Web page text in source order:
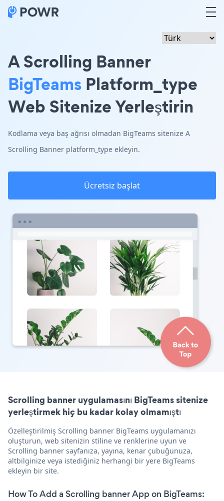
A Scrolling Banner
BigTeams Platform_type
Web Sitenize Yerleştirin
Kodlama veya baş ağrısı olmadan BigTeams sitenize A
Scrolling Banner platform_type ekleyin.
Ücretsiz başlat
Scrolling banner uygulamasını BigTeams sitenize
yerleştirmek hiç bu kadar kolay olmamıştı
Özelleştirilmiş Scrolling banner BigTeams uygulamanızı
oluşturun, web sitenizin stiline ve renklerine uyun ve
Scrolling banner sayfanıza, yayına, kenar çubuğunuza,
altbilginize veya istediğiniz herhangi bir yere BigTeams
ekleyin bir site.
How To Add a Scrolling banner App on BigTeams: